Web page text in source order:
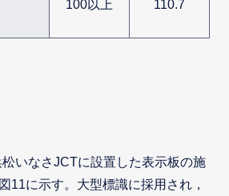
100以上 110.7
いなさJCTに設置した表示板の施
11に示す。大型標識に採用され，